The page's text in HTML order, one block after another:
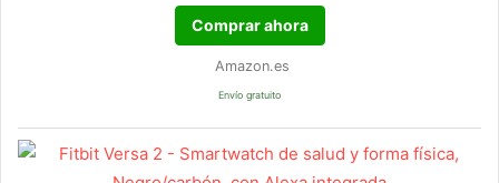
Comprar ahora
Amazon.es
Envío gratuito